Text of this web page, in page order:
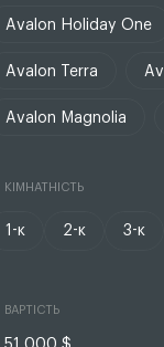
Avalon Holiday One
Avalon Terra
Avalon Magnolia
КІМНАТНІСТЬ
1-к 2-к 3-к
ВАРТІСТЬ